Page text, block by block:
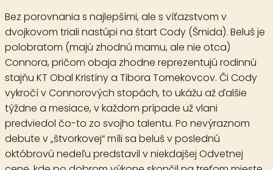
Bez porovnania s najlepšími, ale s víťazstvom v
dvojkovom triali nastúpi na štartCody (Šmida). Beluš je
polobratom (majú zhodnú mamu, ale nie otca)
Connora, pričom obaja zhodne reprezentujú rodinnú
stajňu KT Obal Kristíny a Tibora Tomekovcov. Či Cody
vykročí v Connorových stopách, to ukážu až ďalšie
týždne a mesiace, v každom prípade už vlani
predviedol čo-to zo svojho talentu. Po nevýraznom
debute v „štvorkovej“ míli sa beluš v poslednú
októbrovú nedeľu predstavil v niekdajšej Odvetnej